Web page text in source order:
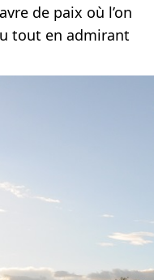
de paix où l’on
tout en admirant